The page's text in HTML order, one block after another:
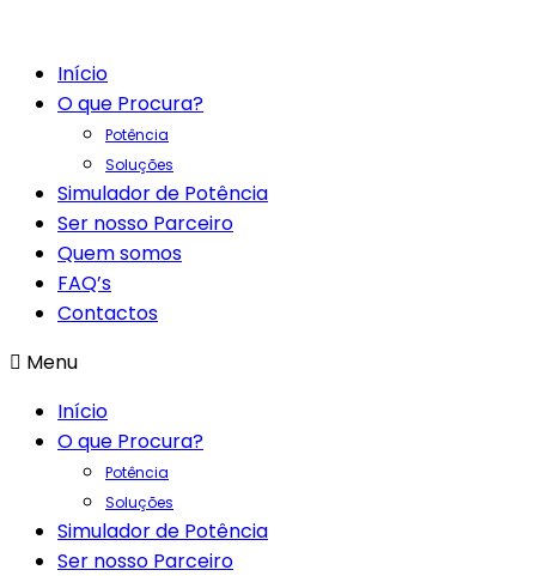
Início
O que Procura?
Potência
Soluções
Simulador de Potência
Ser nosso Parceiro
Quem somos
FAQ’s
Contactos
Menu
Início
O que Procura?
Potência
Soluções
Simulador de Potência
Ser nosso Parceiro